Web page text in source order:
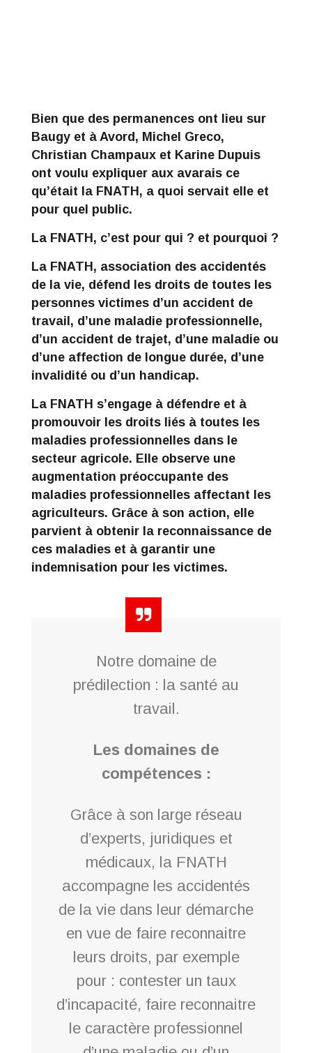
Bien que des permanences ont lieu sur
Baugy et à Avord, Michel Greco,
Christian Champaux et Karine Dupuis
ont voulu expliquer aux avarais ce
qu’était la FNATH, a quoi servait elle et
pour quel public.
La FNATH, c’est pour qui ? et pourquoi ?
La FNATH, association des accidentés
de la vie, défend les droits de toutes les
personnes victimes d’un accident de
travail, d’une maladie professionnelle,
d’un accident de trajet, d’une maladie ou
d’une affection de longue durée, d’une
invalidité ou d’un handicap.
La FNATH s’engage à défendre et à
promouvoir les droits liés à toutes les
maladies professionnelles dans le
secteur agricole. Elle observe une
augmentation préoccupante des
maladies professionnelles affectant les
agriculteurs. Grâce à son action, elle
parvient à obtenir la reconnaissance de
ces maladies et à garantir une
indemnisation pour les victimes.
Notre domaine de
prédilection : la santé au
travail.
Les domaines de
compétences :
Grâce à son large réseau
d’experts, juridiques et
médicaux, la FNATH
accompagne les accidentés
de la vie dans leur démarche
en vue de faire reconnaitre
leurs droits, par exemple
pour : contester un taux
d’incapacité, faire reconnaitre
le caractère professionnel